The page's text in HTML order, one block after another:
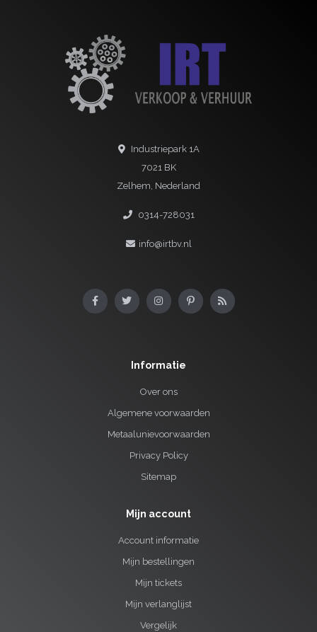
Industriepark 1A
7021 BK
Zelhem, Nederland
0314-728031
info@irtbv.nl
Informatie
Over ons
Algemene voorwaarden
Metaalunievoorwaarden
Privacy Policy
Sitemap
Mijn account
Account informatie
Mijn bestellingen
Mijn tickets
Mijn verlanglijst
Vergelijk